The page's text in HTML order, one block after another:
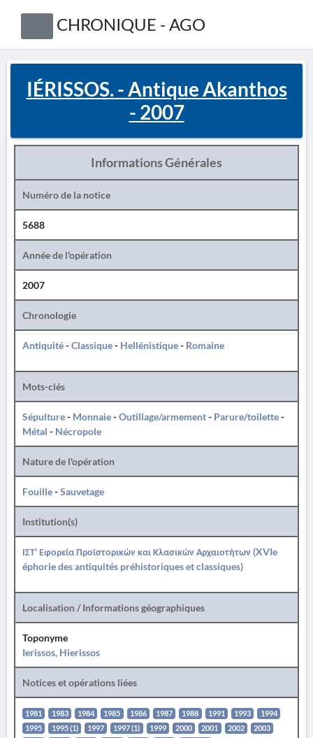
CHRONIQUE - AGO
IÉRISSOS. - Antique Akanthos
- 2007
Informations Générales
Numéro de la notice
5688
Année de l'opération
2007
Chronologie
Antiquité-Classique- Hellénistique- Romaine
Mots-clés
Sépulture- Monnaie-Outillage/armement- Parure/toilette-
Métal - Nécropole
Nature de l'opération
Fouille-Sauvetage
Institution(s)
ΙΣΤ' Εφορεία Προϊστορικών και Κλασικών Αρχαιοτήτων (XVIe
éphorie des antiquités préhistoriques et classiques)
Localisation / Informations géographiques
Toponyme
Ierissos, Hierissos
Notices et opérations liées
1981 1983 1984 1985 1986 1987 1988 1991 1993
1994
1995
1995 (1) 1997 1997 (1) 1999 2000 2001 2002
2003